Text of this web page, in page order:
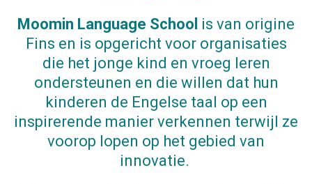
Moomin Language School is van origine
Fins en is opgericht voor organisaties
die het jonge kind en vroeg leren
ondersteunen en die willen dat hun
kinderen de Engelse taal op een
inspirerende manier verkennen terwijl ze
voorop lopen op het gebied van
innovatie. ​